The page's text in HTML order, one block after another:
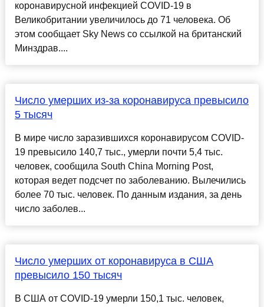
коронавирусной инфекцией COVID-19 в
Великобритании увеличилось до 71 человека. Об
этом сообщает Sky News со ссылкой на британский
Минздрав....
Число умерших из-за коронавируса превысило
5 тысяч
В мире число заразившихся коронавирусом COVID-
19 превысило 140,7 тыс., умерли почти 5,4 тыс.
человек, сообщила South China Morning Post,
которая ведет подсчет по заболеванию. Вылечились
более 70 тыс. человек. По данным издания, за день
число заболев...
Число умерших от коронавируса в США
превысило 150 тысяч
В США от COVID-19 умерли 150,1 тыс. человек,